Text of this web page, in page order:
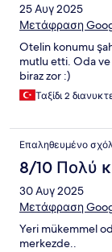
25 Αυγ 2025
Μετάφραση
Otelin konumu
mutlu etti. Oda ve
biraz zor :)
Ταξίδι 2
Επαληθευμένο
8/10 Πολύ
30 Αυγ 2025
Μετάφραση
Yeri mükemmel
merkezde..